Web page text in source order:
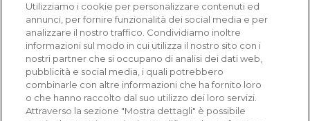
Acquisti verificati
Utilizziamo i cookie per personalizzare contenuti ed
annunci, per fornire funzionalità dei social media e per
analizzare il nostro traffico. Condividiamo inoltre
informazioni sul modo in cui utilizza il nostro sito con i
nostri partner che si occupano di analisi dei dati web,
pubblicità e social media, i quali potrebbero
combinarle con altre informazioni che ha fornito loro
o che hanno raccolto dal suo utilizzo dei loro servizi.
Attraverso la sezione "Mostra dettagli" è possibile